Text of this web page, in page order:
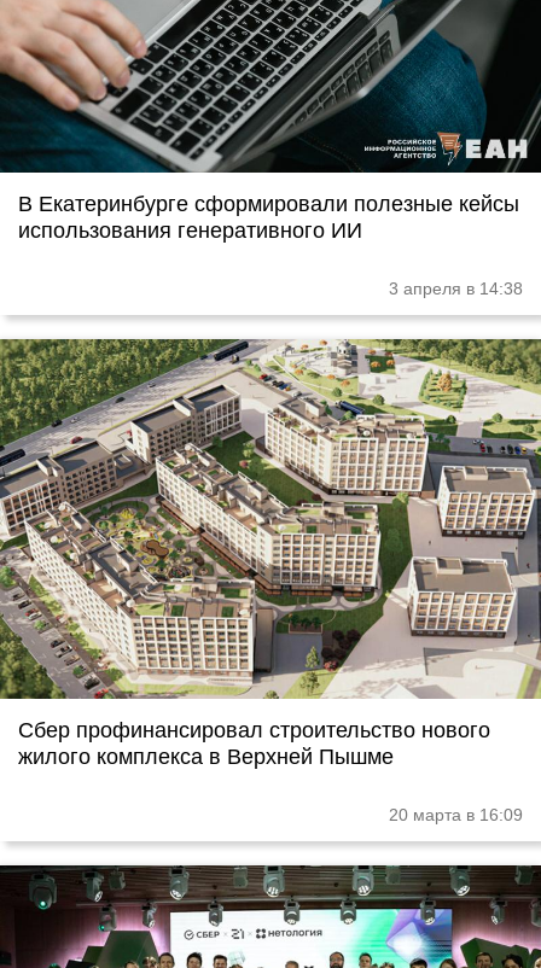
В Екатеринбурге сформировали полезные кейсы
использования генеративного ИИ
3 апреля в 14:38
Сбер профинансировал строительство нового
жилого комплекса в Верхней Пышме
20 марта в 16:09